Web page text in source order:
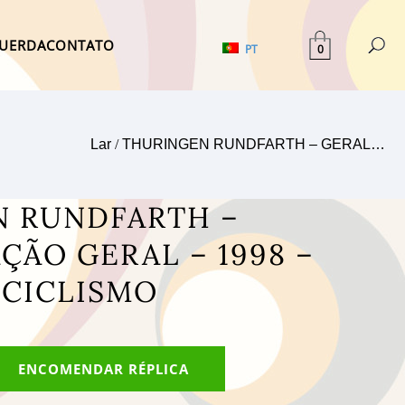
CONTATO PT 0
Lar /THURINGEN RUNDFARTH – GERAL…
RUNDFARTH –
GERAL – 1998 –
ENCOMENDAR RÉPLICA